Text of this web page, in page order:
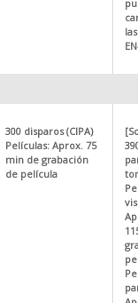
300 disparos (CIPA)
Películas: Aprox. 75
min de grabación
de película